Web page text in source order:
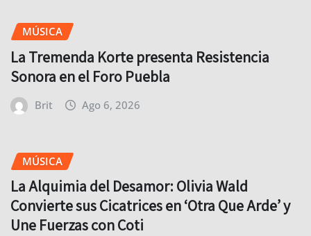
MÚSICA
La Tremenda Korte presenta Resistencia
Sonora en el Foro Puebla
Brit Ago 6, 2026
MÚSICA
La Alquimia del Desamor: Olivia Wald
Convierte sus Cicatrices en ‘Otra Que Arde’ y
Une Fuerzas con Coti